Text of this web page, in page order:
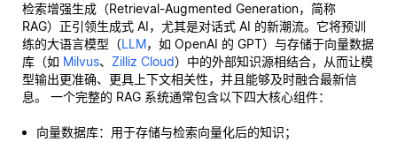
检索增强生成（Retrieval-Augmented Generation，简称
RAG）正引领生成式 AI，尤其是对话式 AI 的新潮流。它将预训
练的大语言模型（LLM，如 OpenAI 的 GPT）与存储于向量数据
库（如 Milvus、 Zilliz Cloud）中的外部知识源相结合，从而让模
型输出更准确、更具上下文相关性，并且能够及时融合最新信
息。 一个完整的 RAG 系统通常包含以下四大核心组件：
向量数据库：用于存储与检索向量化后的知识；